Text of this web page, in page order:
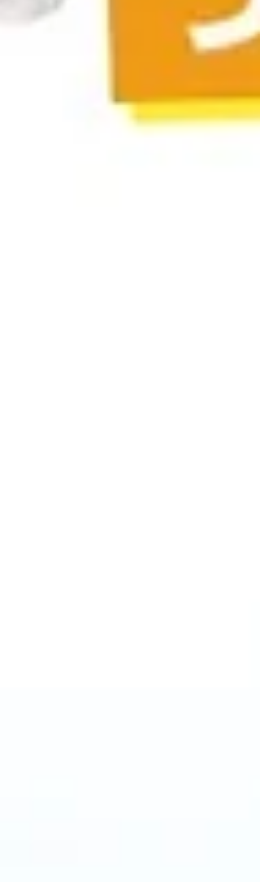
肯定感こそが、未来を切り拓く「生きる力」
のものです。 ロボット作りという「夢中にな